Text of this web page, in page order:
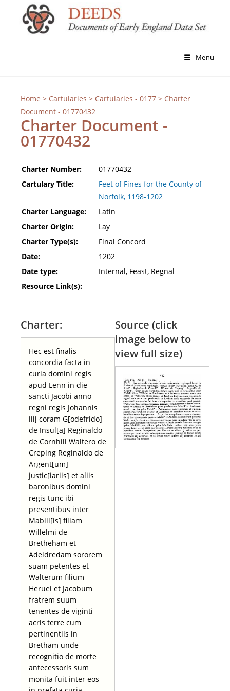
Menu
Home > Cartularies > Cartularies - 0177> Charter
Document - 01770432
Charter Document -
01770432
Charter Number:
01770432
Cartulary Title:
Feet of Fines for the County of
Norfolk, 1198-1202
Charter Language:
Latin
Charter Origin:
Lay
Charter Type(s):
Final Concord
Date:
1202
Date type:
Internal, Feast, Regnal
Resource Link(s):
Charter:
Hec est finalis
concordia facta in
curia domini regis
apud Lenn in die
sancti Jacobi anno
regni regis Johannis
iiij coram G[odefrido]
de Insul[a] Reginaldo
de Cornhill Waltero de
Creping Reginaldo de
Argent[um]
justic[iariis] et aliis
baronibus domini
regis tunc ibi
presentibus inter
Mabill[is] filiam
Willelmi de
Bretheham et
Adeldredam sororem
suam petentes et
Walterum filium
Heruei et Jacobum
fratrem suum
tenentes de viginti
acris terre cum
pertinentiis in
Bretham unde
recognitio de morte
antecessoris sum
monita fuit inter eos
Source (click
image below to
view full size)